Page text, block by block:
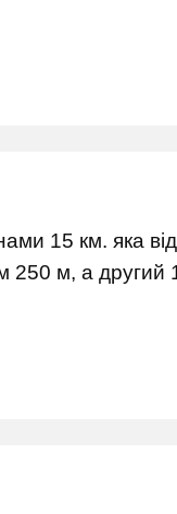
15 км. яка
250 м, а другий